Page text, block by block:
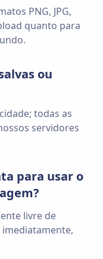
PNG, JPG,
quanto para
ou
todas as
servidores
para usar o
livre de